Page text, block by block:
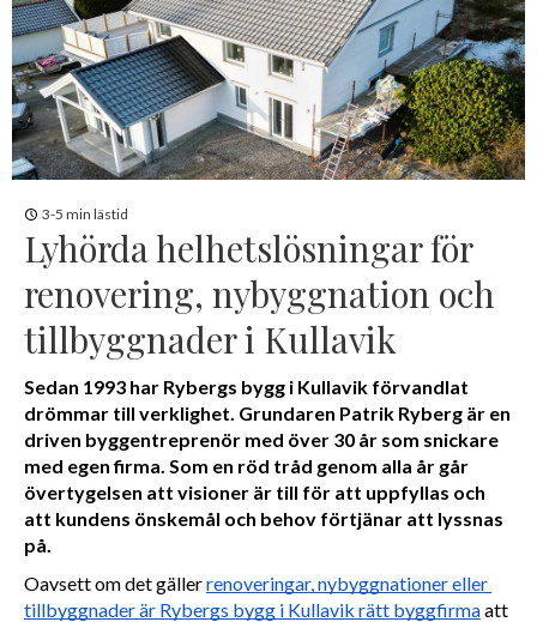
3-5 min lästid
Lyhörda helhetslösningar för
renovering, nybyggnation och
tillbyggnader i Kullavik
Sedan 1993 har Rybergs bygg i Kullavik förvandlat
drömmar till verklighet. Grundaren Patrik Ryberg är en
driven byggentreprenör med över 30 år som snickare
med egen firma. Som en röd tråd genom alla år går
övertygelsen att visioner är till för att uppfyllas och
att kundens önskemål och behov förtjänar att lyssnas
på.
Oavsett om det gäller renoveringar, nybyggnationer eller
tillbyggnader är Rybergs bygg i Kullavik rätt byggfirma att